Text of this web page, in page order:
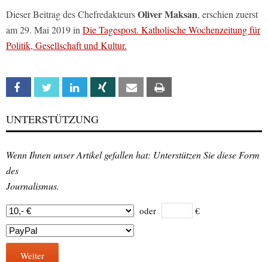
Dieser Beitrag des ChefredakteursOliver Maksan, erschien zuerst
am 29. Mai 2019 in Die Tagespost. Katholische Wochenzeitung für
Politik, Gesellschaft und Kultur.
Facebook Twitter Linkedin Xing Email
UNTERSTÜTZUNG
Wenn Ihnen unser Artikel gefallen hat: Unterstützen Sie diese Form
des
Journalismus.
oder €
Weiter